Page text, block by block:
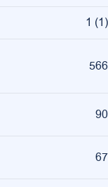
1 (1)
566
90
67